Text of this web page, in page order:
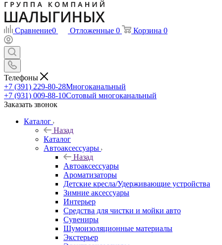
Сравнение0 Отложенные 0 Корзина 0
Телефоны
+7 (391) 229-80-28Многоканальный
+7 (931) 009-88-10Сотовый многоканальный
Заказать звонок
Каталог
Назад
Каталог
Автоаксессуары
Назад
Автоаксессуары
Ароматизаторы
Детские кресла/Удерживающие устройства
Зимние аксессуары
Интерьер
Средства для чистки и мойки авто
Сувениры
Шумоизоляционные материалы
Экстерьер